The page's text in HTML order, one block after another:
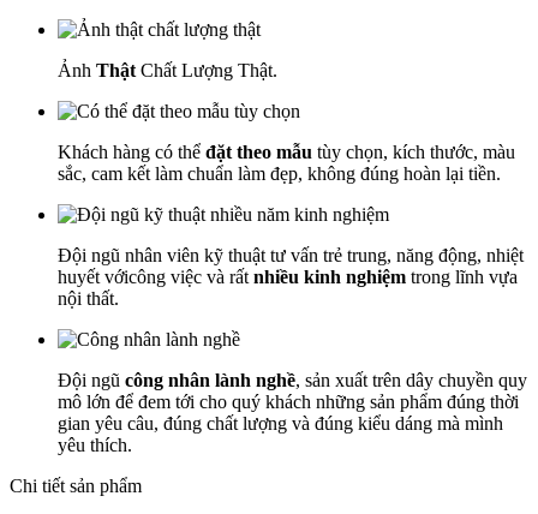
Ảnh Thật Chất Lượng Thật.
Khách hàng có thể đặt theo mẫu tùy chọn, kích thước, màu
sắc, cam kết làm chuẩn làm đẹp, không đúng hoàn lại tiền.
Đội ngũ nhân viên kỹ thuật tư vấn trẻ trung, năng động, nhiệt
huyết vớicông việc và rất nhiều kinh nghiệm trong lĩnh vựa
nội thất.
Đội ngũ công nhân lành nghề, sản xuất trên dây chuyền quy
mô lớn để đem tới cho quý khách những sản phẩm đúng thời
gian yêu câu, đúng chất lượng và đúng kiểu dáng mà mình
yêu thích.
Chi tiết sản phẩm